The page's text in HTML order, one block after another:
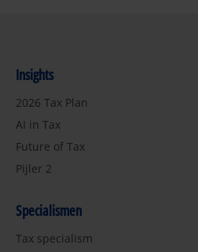
Insights
2026 Tax Plan
AI in Tax
Future of Tax
Pijler 2
Specialismen
Tax specialism